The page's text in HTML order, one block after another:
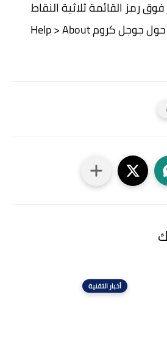
رمز القائمة ثلاثية النقاط
وانقر فوق تعليمات> حول جوجل كروم Help > About
أخبار التقنية